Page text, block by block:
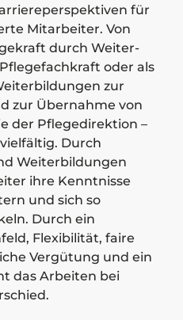
für
Mitarbeiter. Von
durch Weiter-
oder als
zur
zur Übernahme von
der Pflegedirektion –
Durch
Weiterbildungen
ihre Kenntnisse
und sich so
Durch ein
Flexibilität, faire
Vergütung und ein
das Arbeiten bei